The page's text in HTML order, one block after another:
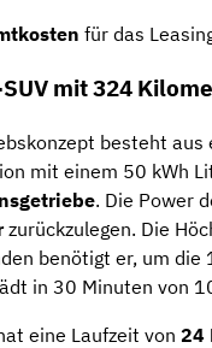
für das
mit 324
besteht
mit einem 50 kWh
. Die Power
zurückzulegen. Die
benötigt er, um
in 30 Minuten von
eine Laufzeit von 24